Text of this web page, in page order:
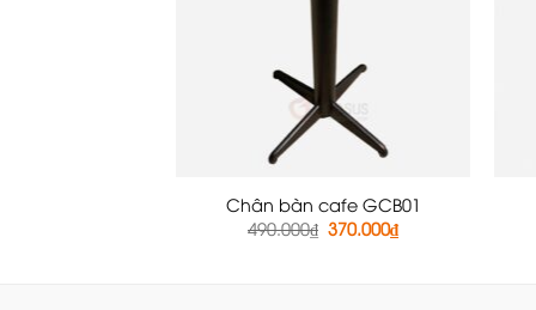
Chân bàn cafe GCB01
490.000₫ Giá
gốc
370.000₫Giá
hiện